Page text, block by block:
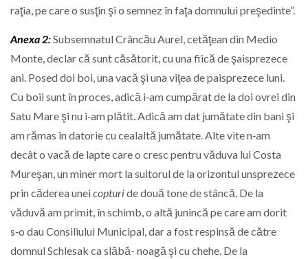
raţia, pe care o susţin şi o semnez în faţa domnului preşedinte”.
Anexa 2:Subsemnatul Crâncău Aurel, cetăţean din Medio
Monte, declar că sunt căsătorit, cu una fiică de şaisprezece
ani. Posed doi boi, una vacă şi una viţea de paisprezece luni.
Cu boii sunt în proces, adică i‑am cumpărat de la doi ovrei din
Satu Mare şi nu i‑am plătit. Adică am dat jumătate din bani şi
am rămas în datorie cu cealaltă jumătate. Alte vite n‑am
decât o vacă de lapte care o cresc pentru văduva lui Costa
Mureşan, un miner mort la suitorul de la orizontul unsprezece
prin căderea uneicopturide două tone de stâncă. De la
văduvă am primit, în schimb, o altă junincă pe care am dorit
s‑o dau Consiliului Municipal, dar a fost respinsă de către
domnul Schlesak ca slăbă- noagă şi cu chehe. De la